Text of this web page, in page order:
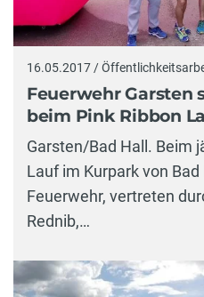
16.05.2017 /
Feuerwehr Garsten
beim Pink Ribbon
Garsten/Bad Hall. Beim
Lauf im Kurpark von
Feuerwehr, vertreten
Rednib,…